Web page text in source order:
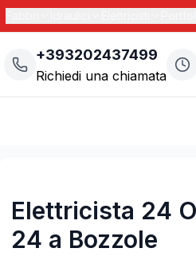
+393202437499
Richiedi una chiamata
Elettricista 24
24 a Bozzole